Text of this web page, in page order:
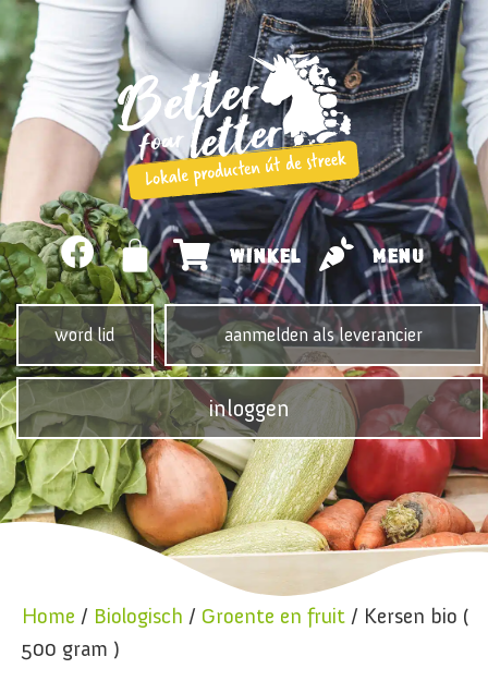
WINKEL MENU
word lid aanmelden als leverancier
inloggen
Home / Biologisch / Groente en fruit / Kersen bio (
500 gram )